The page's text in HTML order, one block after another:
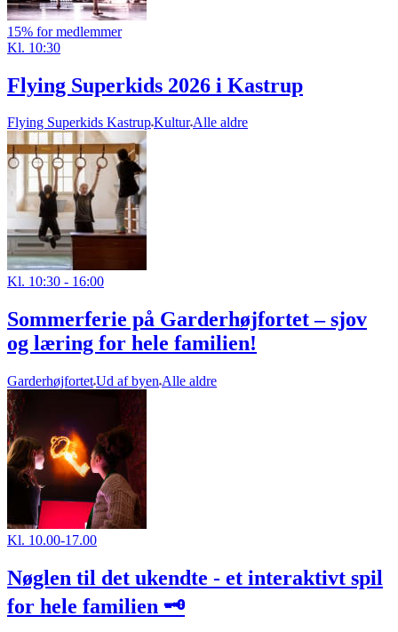
15% for medlemmer
Kl. 10:30
Flying Superkids 2026 i Kastrup
Flying Superkids KastrupKulturAlle aldre
Kl. 10:30 - 16:00
Sommerferie på Garderhøjfortet – sjov
og læring for hele familien!
GarderhøjfortetUd af byen Alle aldre
Kl. 10.00-17.00
Nøglen til det ukendte - et interaktivt spil
for hele familien 🗝️